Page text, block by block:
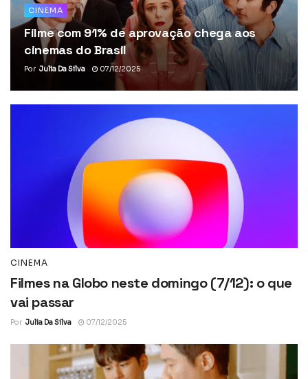
CINEMA
Filme com 91% de aprovação chega aos
cinemas do Brasil
Por Julia Da Silva 07/12/2025
CINEMA
Filmes na Globo neste domingo (7/12): o que
vai passar
Por Julia Da Silva 07/12/2025